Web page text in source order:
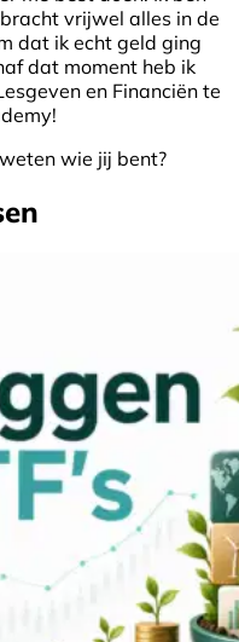
vrijwel alles in de
dat ik echt geld ging
dat moment heb ik
en Financiën te
wie jij bent?